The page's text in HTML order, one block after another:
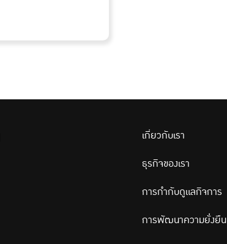
เกี่ยวกับเรา
ธุรกิจของเรา
การกำกับดูแลกิจการ
การพัฒนาความยั่งยืน